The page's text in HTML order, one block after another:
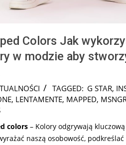
Colors Jak
w modzie aby
TAGGED: G STAR,
, LENTAMENTE, MAPPED,
colors – Kolory odgrywają
naszą osobowość,